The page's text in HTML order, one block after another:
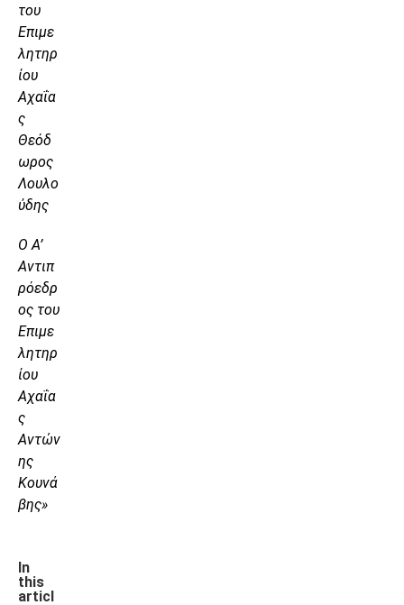
του
Επιμε
λητηρ
ίου
Αχαΐα
ς
Θεόδ
ωρος
Λουλο
ύδης
Ο Α’
Αντιπ
ρόεδρ
ος του
Επιμε
λητηρ
ίου
Αχαΐα
ς
Αντών
ης
Κουνά
βης»
In
this
articl